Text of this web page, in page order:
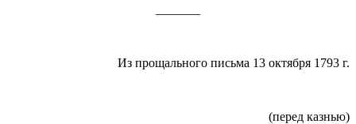
Из прощального письма 13 октября 1793 г.
(перед казнью)